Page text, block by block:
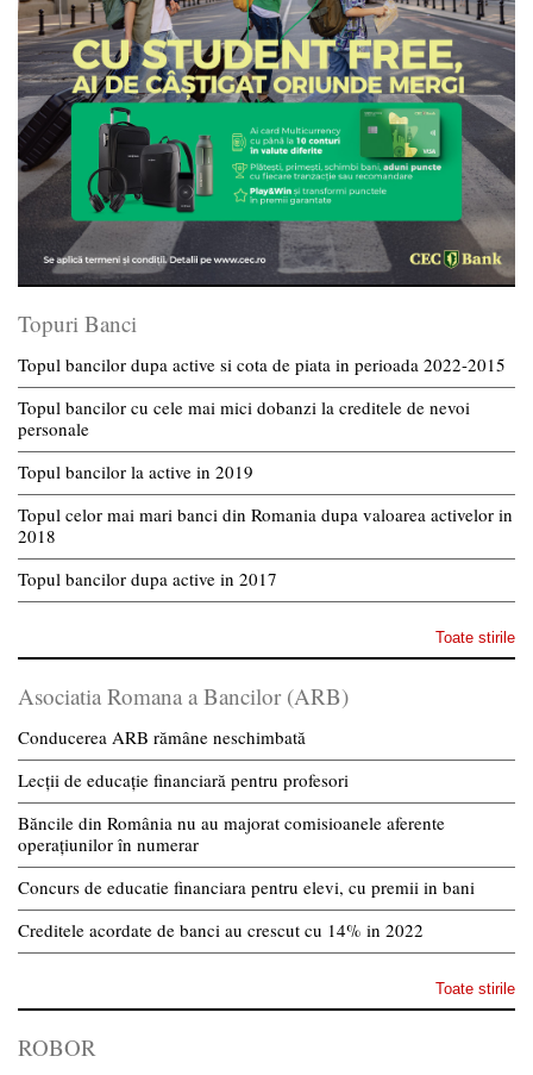
Topuri Banci
Topul bancilor dupa active si cota de piata in perioada 2022-2015
Topul bancilor cu cele mai mici dobanzi la creditele de nevoi
personale
Topul bancilor la active in 2019
Topul celor mai mari banci din Romania dupa valoarea activelor in
2018
Topul bancilor dupa active in 2017
Toate stirile
Asociatia Romana a Bancilor (ARB)
Conducerea ARB rămâne neschimbată
Lecții de educație financiară pentru profesori
Băncile din România nu au majorat comisioanele aferente
operațiunilor în numerar
Concurs de educatie financiara pentru elevi, cu premii in bani
Creditele acordate de banci au crescut cu 14% in 2022
Toate stirile
ROBOR